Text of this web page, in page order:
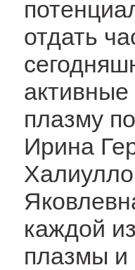
отдать
плазму
Ирина
каждой
плазмы и